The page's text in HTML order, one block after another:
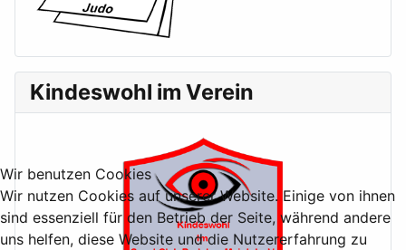
Kindeswohl im Verein
Wir benutzen Cookies
Wir nutzen Cookies auf unserer Website. Einige von ihnen
sind essenziell für den Betrieb der Seite, während andere
uns helfen, diese Website und die Nutzererfahrung zu